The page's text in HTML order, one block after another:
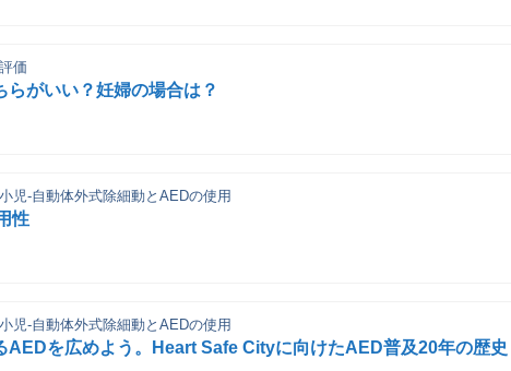
価
らがいい？妊婦の場合は？
児-自動体外式除細動とAEDの使用
性
児-自動体外式除細動とAEDの使用
AEDを広めよう。Heart Safe Cityに向けたAED普及20年の歴史